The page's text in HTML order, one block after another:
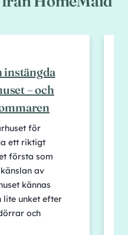
instängda
– och
för
ett riktigt
första som
av
kännas
lite unket efter
och